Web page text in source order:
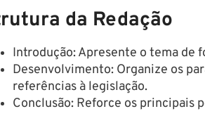
da Redação
Introdução: Apresente o tema de
Desenvolvimento: Organize os
referências à legislação.
Conclusão: Reforce os principais